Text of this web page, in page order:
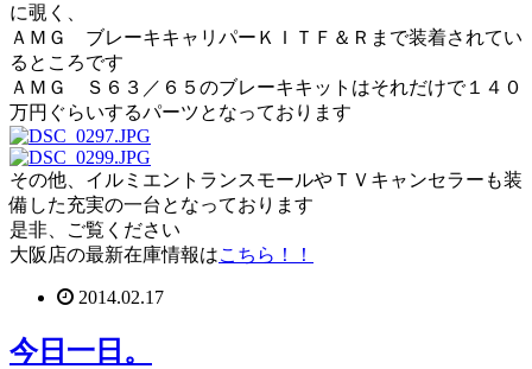
に覗く、
ＡＭＧ ブレーキキャリパーＫＩＴＦ＆Ｒまで装着されてい
るところです
ＡＭＧ Ｓ６３／６５のブレーキキットはそれだけで１４０
万円ぐらいするパーツとなっております
その他、イルミエントランスモールやＴＶキャンセラーも装
備した充実の一台となっております
是非、ご覧ください
大阪店の最新在庫情報はこちら！！
2014.02.17
今日一日。